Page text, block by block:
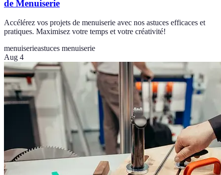
de Menuiserie
Accélérez vos projets de menuiserie avec nos astuces efficaces et
pratiques. Maximisez votre temps et votre créativité!
menuiserieastuces menuiserie
Aug 4